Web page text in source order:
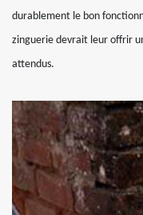
durablement le bon
zinguerie devrait leur offrir
attendus.